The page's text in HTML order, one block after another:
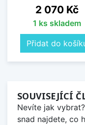
Cena
2 070 Kč
1 ks skladem
Přidat do
SOUVISEJÍCÍ
Nevíte jak
snad najdete, co